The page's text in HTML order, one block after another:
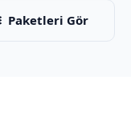
Paketleri Gör